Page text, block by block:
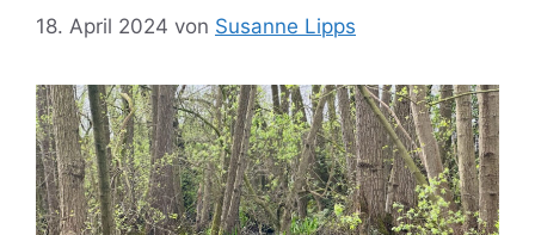
18. April 2024 von Susanne Lipps